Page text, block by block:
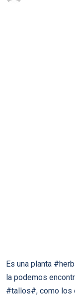
Es una planta
la podemos
#tallos#, como los